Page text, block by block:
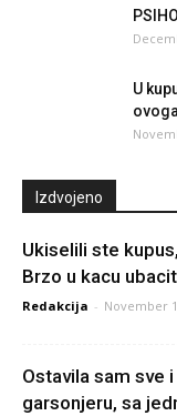
U
Izdvojeno
Ukiselili ste
Brzo u kacu
Redakcija - November
Ostavila sam sve
garsonjeru, sa